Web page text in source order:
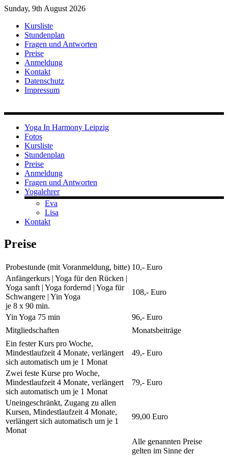
Sunday, 9th August 2026
Kursliste
Stundenplan
Fragen und Antworten
Preise
Anmeldung
Kontakt
Datenschutz
Impressum
Yoga In Harmony Leipzig
Fotos
Kursliste
Stundenplan
Preise
Anmeldung
Fragen und Antworten
Yogalehrer
Eva
Lisa
Kontakt
Preise
Probestunde (mit Voranmeldung, bitte) 10,- Euro
Anfängerkurs | Yoga für den Rücken |
Yoga sanft | Yoga fordernd | Yoga für
Schwangere | Yin Yoga
je 8 x 90 min.
108,- Euro
Yin Yoga 75 min
96,- Euro
Mitgliedschaften
Monatsbeiträge
Ein fester Kurs pro Woche,
Mindestlaufzeit 4 Monate, verlängert
sich automatisch um je 1 Monat
49,- Euro
Zwei feste Kurse pro Woche,
Mindestlaufzeit 4 Monate, verlängert
sich automatisch um je 1 Monat
79,- Euro
Uneingeschränkt, Zugang zu allen
Kursen, Mindestlaufzeit 4 Monate,
verlängert sich automatisch um je 1
Monat
99,00 Euro
Alle genannten Preise
gelten im Sinne der